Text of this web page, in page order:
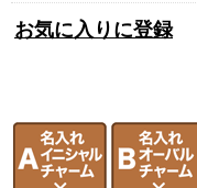
お気に入りに登録